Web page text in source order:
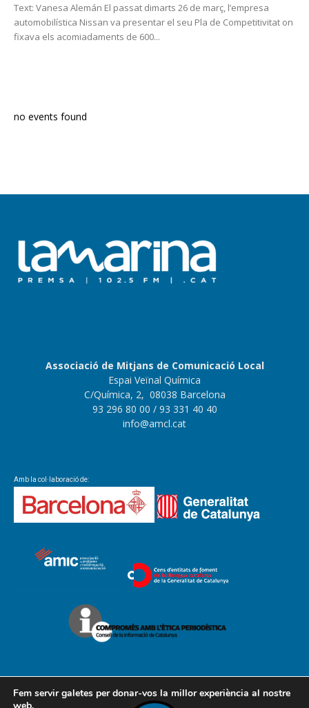
Text: Vanesa Alemán El passat dimarts 26 de març, l’empresa
automobilística Nissan va presentar el seu Pla de Competitivitat on
fixava els acomiadaments de 600...
no events found
Associació de Mitjans de Comunicació Local
Espai Veïnal Química
C/Química, 2, 08038 Barcelona
93 296 80 00 / 93 331 40 40
info@amcl.cat
Amb la col·laboració de:
Fem servir galetes per donar-vos la millor experiència al nostre